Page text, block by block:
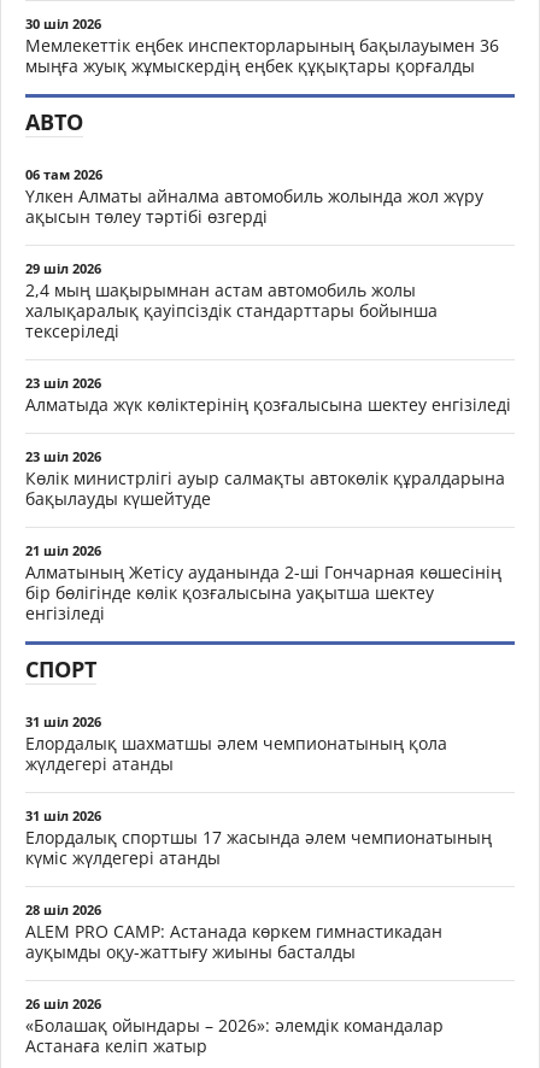
30 шіл 2026
Мемлекеттік еңбек инспекторларының бақылауымен 36
мыңға жуық жұмыскердің еңбек құқықтары қорғалды
АВТО
06 там 2026
Үлкен Алматы айналма автомобиль жолында жол жүру
ақысын төлеу тәртібі өзгерді
29 шіл 2026
2,4 мың шақырымнан астам автомобиль жолы
халықаралық қауіпсіздік стандарттары бойынша
тексеріледі
23 шіл 2026
Алматыда жүк көліктерінің қозғалысына шектеу енгізіледі
23 шіл 2026
Көлік министрлігі ауыр салмақты автокөлік құралдарына
бақылауды күшейтуде
21 шіл 2026
Алматының Жетісу ауданында 2-ші Гончарная көшесінің
бір бөлігінде көлік қозғалысына уақытша шектеу
енгізіледі
СПОРТ
31 шіл 2026
Елордалық шахматшы әлем чемпионатының қола
жүлдегері атанды
31 шіл 2026
Елордалық спортшы 17 жасында әлем чемпионатының
күміс жүлдегері атанды
28 шіл 2026
ALEM PRO CAMP: Астанада көркем гимнастикадан
ауқымды оқу-жаттығу жиыны басталды
26 шіл 2026
«Болашақ ойындары – 2026»: әлемдік командалар
Астанаға келіп жатыр